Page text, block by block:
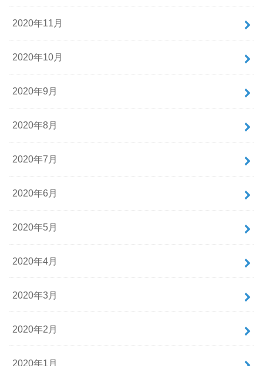
2020年11月
2020年10月
2020年9月
2020年8月
2020年7月
2020年6月
2020年5月
2020年4月
2020年3月
2020年2月
2020年1月